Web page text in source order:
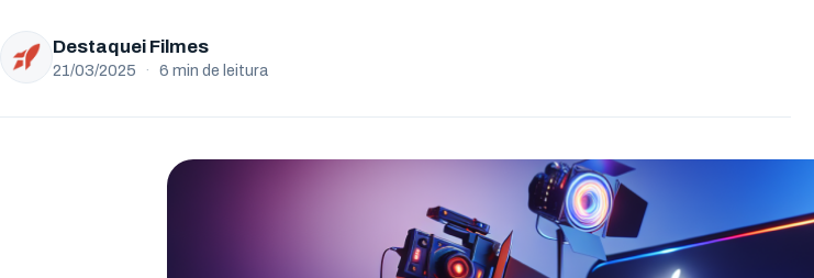
Destaquei Filmes
21/03/2025 · 6 min de leitura